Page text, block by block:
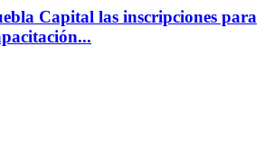
Capital las inscripciones para